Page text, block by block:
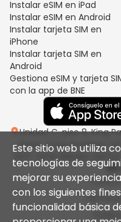
Instalar eSIM en iPad
Instalar eSIM en Android
Instalar tarjeta SIM en
iPhone
Instalar tarjeta SIM en
Android
Gestiona eSIM y tarjeta
con la app de BNE
Unidad C, piso 8, King
Kwun Tong, Kowloon,
2017-2026 BNESIM
Este sitio web utiliza
tecnologías de
mejorar su
con los siguientes
funcionalidad básica